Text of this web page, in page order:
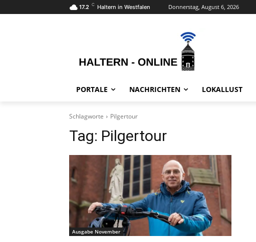
17.2 C Haltern in Westfalen Donnerstag, August 6, 2026
PORTALE NACHRICHTEN LOKALLUST
Schlagworte Pilgertour
Tag: Pilgertour
Ausgabe November